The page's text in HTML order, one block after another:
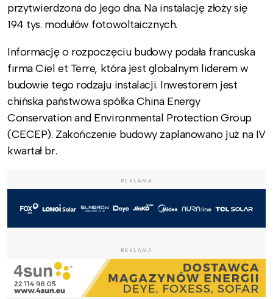
przytwierdzona do jego dna. Na instalację złoży się
194 tys. modułów fotowoltaicznych.
Informację o rozpoczęciu budowy podała francuska
firma Ciel et Terre, która jest globalnym liderem w
budowie tego rodzaju instalacji. Inwestorem jest
chińska państwowa spółka China Energy
Conservation and Environmental Protection Group
(CECEP). Zakończenie budowy zaplanowano już na IV
kwartał br.
REKLAMA
REKLAMA